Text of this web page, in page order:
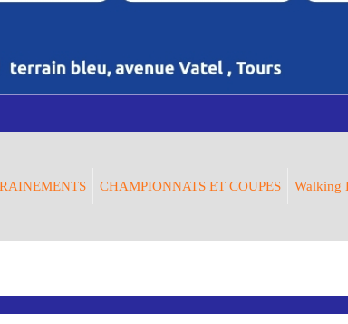
CHAMPIONNATS ET COUPES Walking